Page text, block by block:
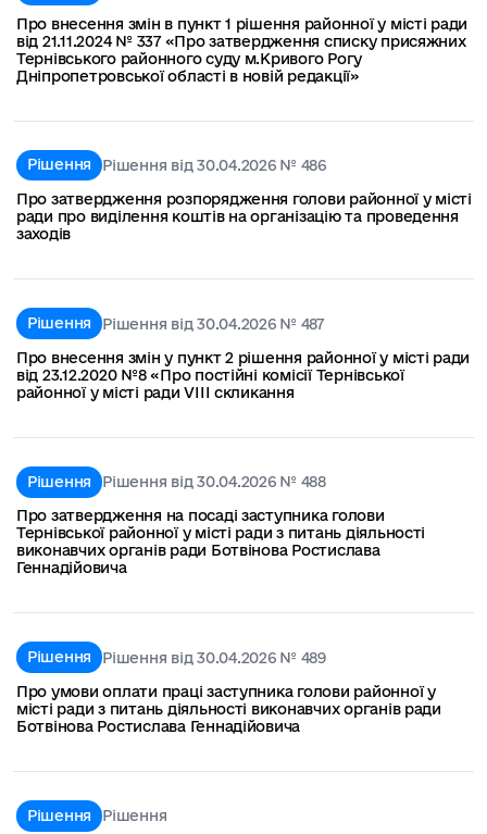
Про внесення змін в пункт 1 рішення районної у місті ради
від 21.11.2024 № 337 «Про затвердження списку присяжних
Тернівського районного суду м.Кривого Рогу
Дніпропетровської області в новій редакції»
Рішення
Рішення від 30.04.2026 № 486
Про затвердження розпорядження голови районної у місті
ради про виділення коштів на організацію та проведення
заходів
Рішення
Рішення від 30.04.2026 № 487
Про внесення змін у пункт 2 рішення районної у місті ради
від 23.12.2020 №8 «Про постійні комісії Тернівської
районної у місті ради VІІІ скликання
Рішення
Рішення від 30.04.2026 № 488
Про затвердження на посаді заступника голови
Тернівської районної у місті ради з питань діяльності
виконавчих органів ради Ботвінова Ростислава
Геннадійовича
Рішення
Рішення від 30.04.2026 № 489
Про умови оплати праці заступника голови районної у
місті ради з питань діяльності виконавчих органів ради
Ботвінова Ростислава Геннадійовича
Рішення
Рішення